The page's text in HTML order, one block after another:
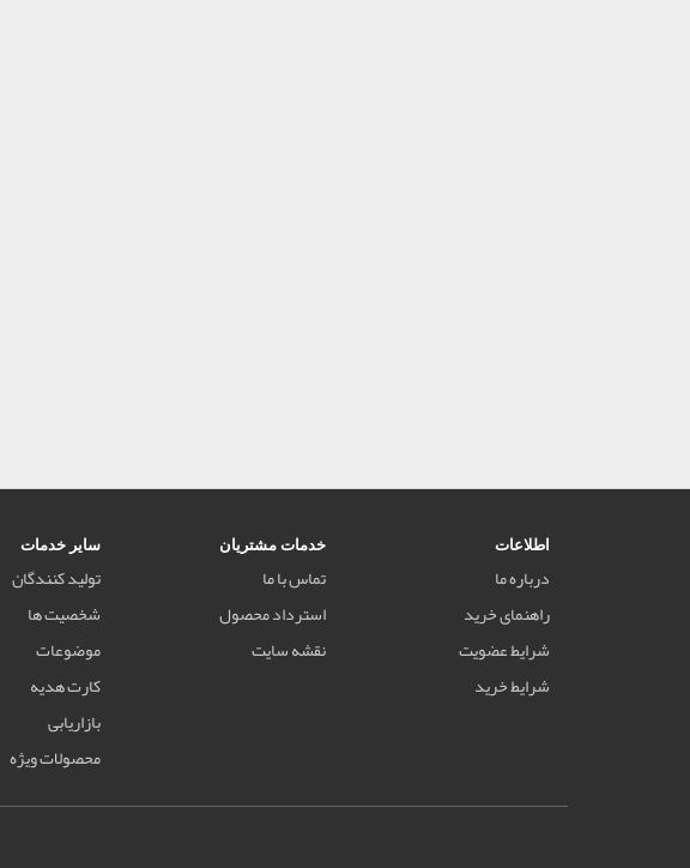
اطلاعات
درباره ما
راهنمای خرید
شرایط عضویت
شرایط خرید
خدمات مشتریان
تماس با ما
استرداد محصول
نقشه سایت
سایر خدمات
تولید کنندگان
شخصیت ها
موضوعات
کارت هدیه
بازاریابی
محصولات ویژه